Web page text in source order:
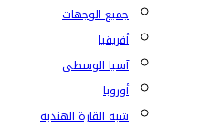
جميع الوجهات
أفريقيا
آسيا الوسطى
أوروبا
شبه القارة الهندية